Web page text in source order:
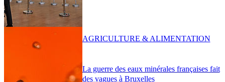
La guerre des eaux minérales françaises fait
des vagues à Bruxelles
AGRICULTURE & ALIMENTATION